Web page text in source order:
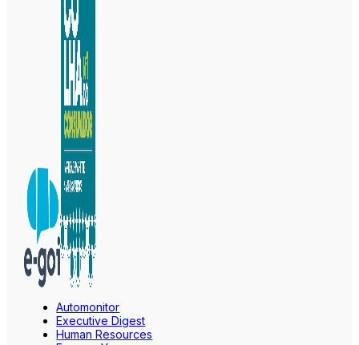
Automonitor
Executive Digest
Human Resources